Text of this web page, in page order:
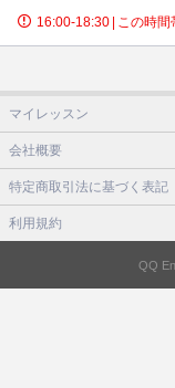
16:00-18:30 この時間
マイレッスン
会社概要
特定商取引法に基づく表記
利用規約
QQ